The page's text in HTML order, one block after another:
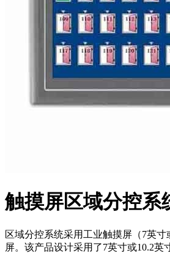
触摸屏区域分控系
区域分控系统采用工业触摸屏（7英
屏。该产品设计采用了7英寸或10.2英